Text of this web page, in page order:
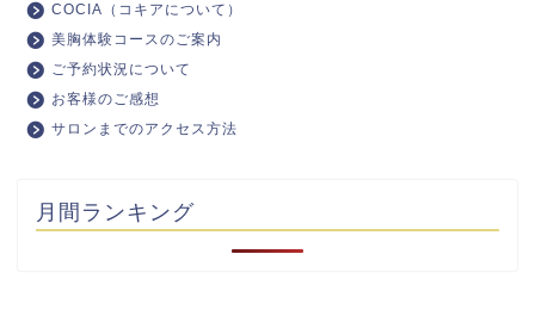
COCIA（コキアについて）
美胸体験コースのご案内
ご予約状況について
お客様のご感想
サロンまでのアクセス方法
月間ランキング